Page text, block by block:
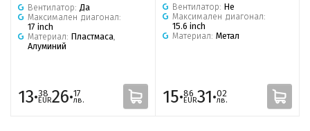
Вентилатор: Да
Максимален диагонал:
17 inch
Материал: Пластмаса
Алуминий
13·38
EUR26·17
лв.
Вентилатор: Не
Максимален диагонал:
15.6 inch
Материал: Метал
15·86
EUR31·02
лв.